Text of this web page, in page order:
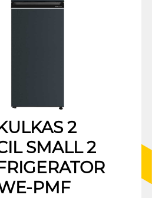
2
SMALL 2
PMF